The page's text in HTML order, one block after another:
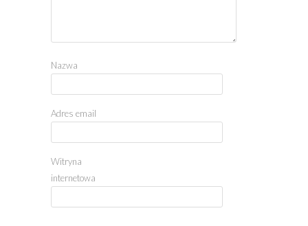
Nazwa
Adres email
Witryna
internetowa